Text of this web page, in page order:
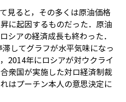
見ると，その多くは原油価格
に起因するものだった．原油
シアの経済成長も終わった．
してグラフが水平気味になっ
2014年にロシアが対ウクライ
衆国が実施した対ロ経済制裁
はプーチン本人の意思決定に